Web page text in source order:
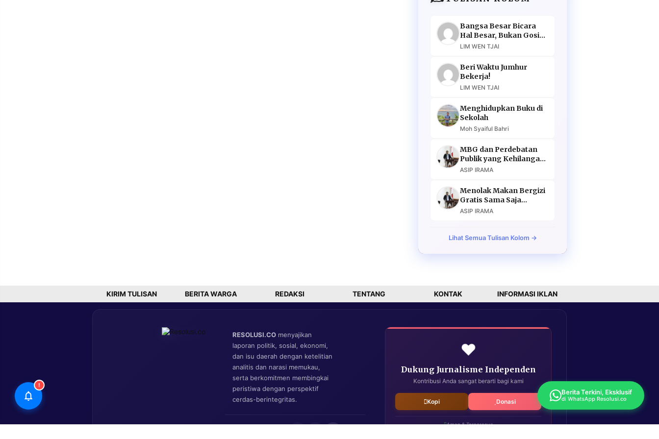
Bangsa Besar Bicara
Hal Besar, Bukan Gosip
Murahan
LIM WEN TJAI
Beri Waktu Jumhur
Bekerja!
LIM WEN TJAI
Menghidupkan Buku di
Sekolah
Moh Syaiful Bahri
MBG dan Perdebatan
Publik yang Kehilangan
Argumen
ASIP IRAMA
Menolak Makan Bergizi
Gratis Sama Saja
Menolak Masa Depan
ASIP IRAMA
Lihat Semua Tulisan Kolom →
KIRIM TULISAN BERITA WARGA REDAKSI TENTANG KONTAK INFORMASI IKLAN
RESOLUSI.CO menyajikan
laporan politik, sosial, ekonomi,
dan isu daerah dengan ketelitian
analitis dan narasi memukau,
serta berkomitmen membingkai
peristiwa dengan perspektif
cerdas-berintegritas.
❤️
Dukung Jurnalisme Independen
Kontribusi Anda sangat berarti bagi kami
Kopi Donasi
Aman & Terpercaya
!
Berita Terkini, Eksklusif
di WhatsApp Resolusi.co